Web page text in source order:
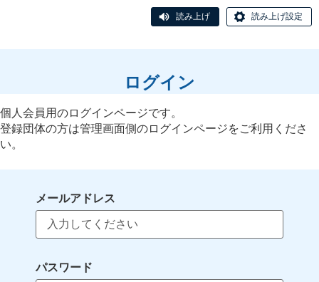
読み上げ 読み上げ設定
ログイン
個人会員用のログインページです。
登録団体の方は管理画面側のログインページをご利用くださ
い。
メールアドレス
パスワード